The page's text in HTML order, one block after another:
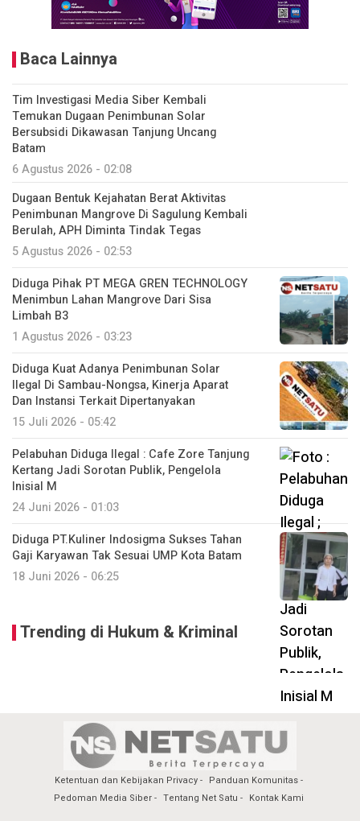
Baca Lainnya
Tim Investigasi Media Siber Kembali
Temukan Dugaan Penimbunan Solar
Bersubsidi Dikawasan Tanjung Uncang
Batam
6 Agustus 2026 - 02:08
Dugaan Bentuk Kejahatan Berat Aktivitas
Penimbunan Mangrove Di Sagulung Kembali
Berulah, APH Diminta Tindak Tegas
5 Agustus 2026 - 02:53
Diduga Pihak PT MEGA GREN TECHNOLOGY
Menimbun Lahan Mangrove Dari Sisa
Limbah B3
1 Agustus 2026 - 03:23
Diduga Kuat Adanya Penimbunan Solar
Ilegal Di Sambau-Nongsa, Kinerja Aparat
Dan Instansi Terkait Dipertanyakan
15 Juli 2026 - 05:42
Pelabuhan Diduga Ilegal : Cafe Zore Tanjung
Kertang Jadi Sorotan Publik, Pengelola
Inisial M
24 Juni 2026 - 01:03
Diduga PT.Kuliner Indosigma Sukses Tahan
Gaji Karyawan Tak Sesuai UMP Kota Batam
18 Juni 2026 - 06:25
Trending di Hukum & Kriminal
Ketentuan dan Kebijakan Privacy
Panduan Komunitas
Pedoman Media Siber
Tentang Net Satu Kontak Kami